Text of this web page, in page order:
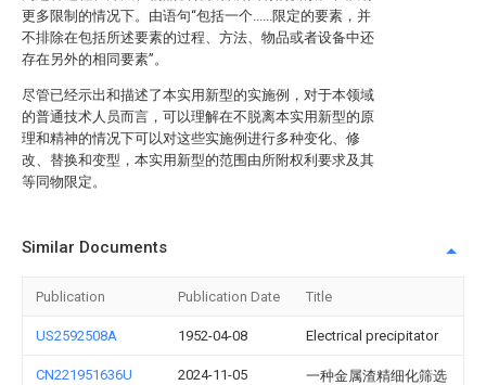
更多限制的情况下。由语句“包括一个......限定的要素，并
不排除在包括所述要素的过程、方法、物品或者设备中还
存在另外的相同要素”。
尽管已经示出和描述了本实用新型的实施例，对于本领域
的普通技术人员而言，可以理解在不脱离本实用新型的原
理和精神的情况下可以对这些实施例进行多种变化、修
改、替换和变型，本实用新型的范围由所附权利要求及其
等同物限定。
Similar Documents
Publication Publication Date Title
US2592508A 1952-04-08 Electrical precipitator
CN221951636U 2024-11-05
一种金属渣精细化筛选